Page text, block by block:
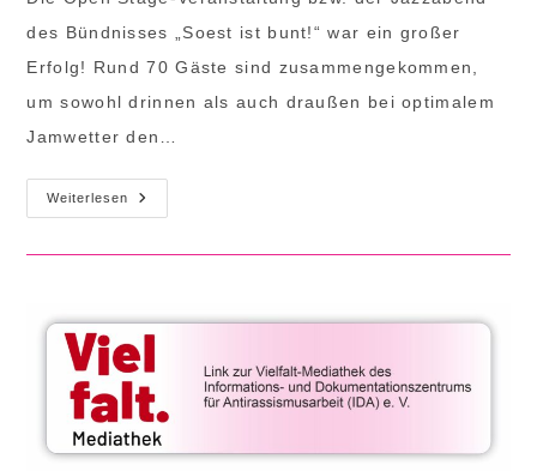
des Bündnisses „Soest ist bunt!“ war ein großer
Erfolg! Rund 70 Gäste sind zusammengekommen,
um sowohl drinnen als auch draußen bei optimalem
Jamwetter den…
Weiterlesen
Soester
Jazzen